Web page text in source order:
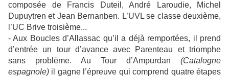
composée de Francis Duteil, André Laroudie, Michel
Dupuytren et Jean Bernanben. L’UVL se classe deuxième,
l’UC Brive troisième...
- Aux Boucles d’Allassac qu’il a déjà remportées, il prend
d’entrée un tour d’avance avec Parenteau et triomphe
sans problème. Au Tour d’Ampurdan (Catalogne
espagnole) il gagne l’épreuve qui comprend quatre étapes